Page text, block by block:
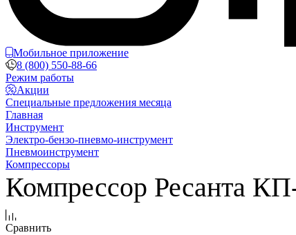
Мобильное приложение
8 (800) 550-88-66
Режим работы
Акции
Специальные предложения месяца
Главная
Инструмент
Электро-бензо-пневмо-инструмент
Пневмоинструмент
Компрессоры
Компрессор Ресанта
Сравнить